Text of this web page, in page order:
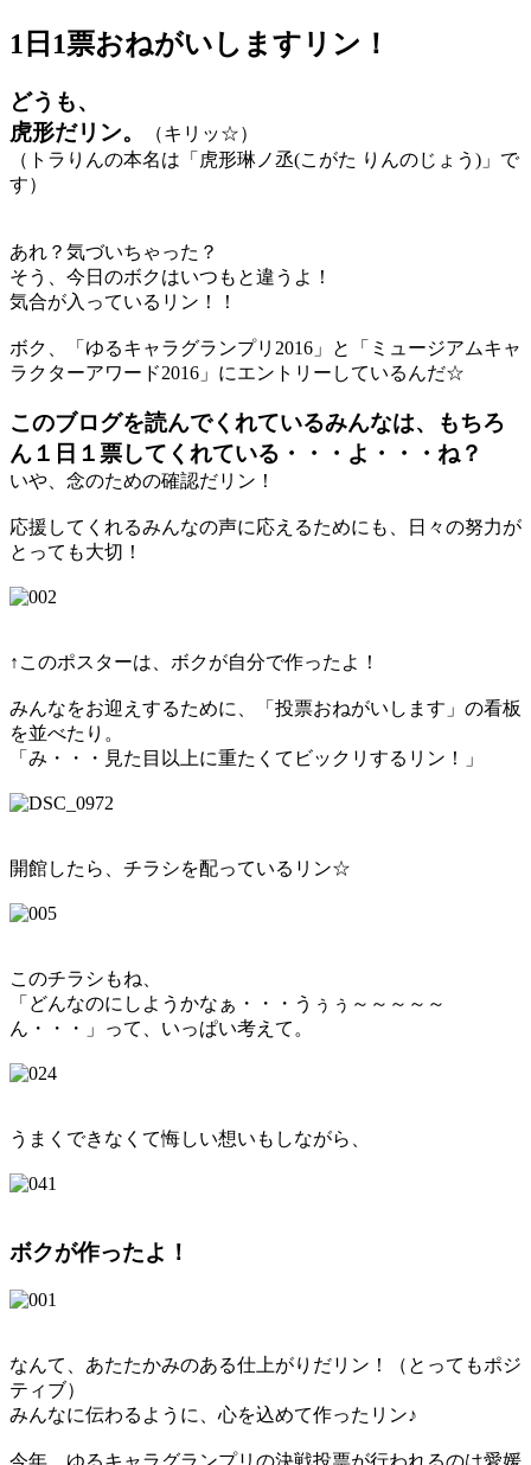
1日1票おねがいしますリン！
どうも、
虎形だリン。
（キリッ☆）
（トラりんの本名は「虎形琳ノ丞(こがた りんのじょう)」で
す）
あれ？気づいちゃった？
そう、今日のボクはいつもと違うよ！
気合が入っているリン！！
ボク、「ゆるキャラグランプリ2016」と「ミュージアムキャ
ラクターアワード2016」にエントリーしているんだ☆
このブログを読んでくれているみんなは、もちろ
ん１日１票してくれている・・・よ・・・ね？
いや、念のための確認だリン！
応援してくれるみんなの声に応えるためにも、日々の努力が
とっても大切！
↑このポスターは、ボクが自分で作ったよ！
みんなをお迎えするために、「投票おねがいします」の看板
を並べたり。
「み・・・見た目以上に重たくてビックリするリン！」
開館したら、チラシを配っているリン☆
このチラシもね、
「どんなのにしようかなぁ・・・うぅぅ～～～～～
ん・・・」って、いっぱい考えて。
うまくできなくて悔しい想いもしながら、
ボクが作ったよ！
なんて、あたたかみのある仕上がりだリン！（とってもポジ
ティブ）
みんなに伝わるように、心を込めて作ったリン♪
今年、ゆるキャラグランプリの決戦投票が行われるのは愛媛